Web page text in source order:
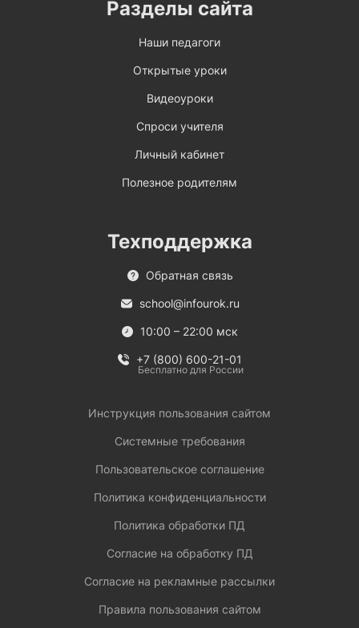
Разделы сайта
Наши педагоги
Открытые уроки
Видеоуроки
Спроси учителя
Личный кабинет
Полезное родителям
Техподдержка
Обратная связь
school@infourok.ru
10:00 – 22:00 мск
+7 (800) 600-21-01
Бесплатно для России
Инструкция пользования сайтом
Системные требования
Пользовательское соглашение
Политика конфиденциальности
Политика обработки ПД
Согласие на обработку ПД
Согласие на рекламные рассылки
Правила пользования сайтом